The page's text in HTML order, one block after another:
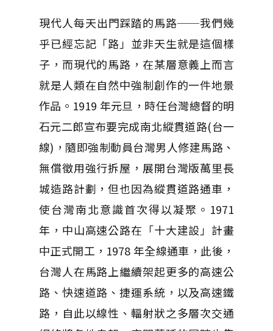
現代人每天出門踩踏的馬路──我們幾
乎已經忘記「路」並非天生就是這個樣
子，而現代的馬路，在某層意義上而言
就是人類在自然中強制創作的一件地景
作品。1919 年元旦，時任台灣總督的明
石元二郎宣布要完成南北縱貫道路(台一
線)，隨即強制動員台灣男人修建馬路、
無償徵用強行拆屋，展開台灣版萬里長
城造路計劃，但也因為縱貫道路通車，
使台灣南北意識首次得以凝聚。1971
年，中山高速公路在「十大建設」計畫
中正式開工，1978 年全線通車，此後，
台灣人在馬路上繼續架起更多的高速公
路、快速道路、捷運系統，以及高速鐵
路，自此以線性、輻射狀之多層次交通